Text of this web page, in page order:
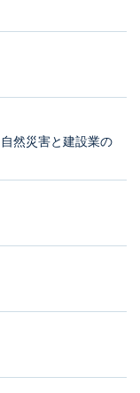
然災害と建設業の